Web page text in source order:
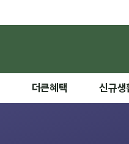
더큰혜택 신규생